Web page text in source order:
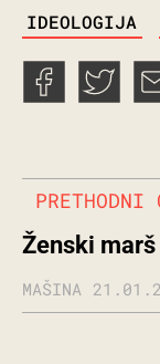
IDEOLOGIJA
PRETHODNI
Ženski
MAŠINA